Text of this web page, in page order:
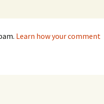
Learn how your comment